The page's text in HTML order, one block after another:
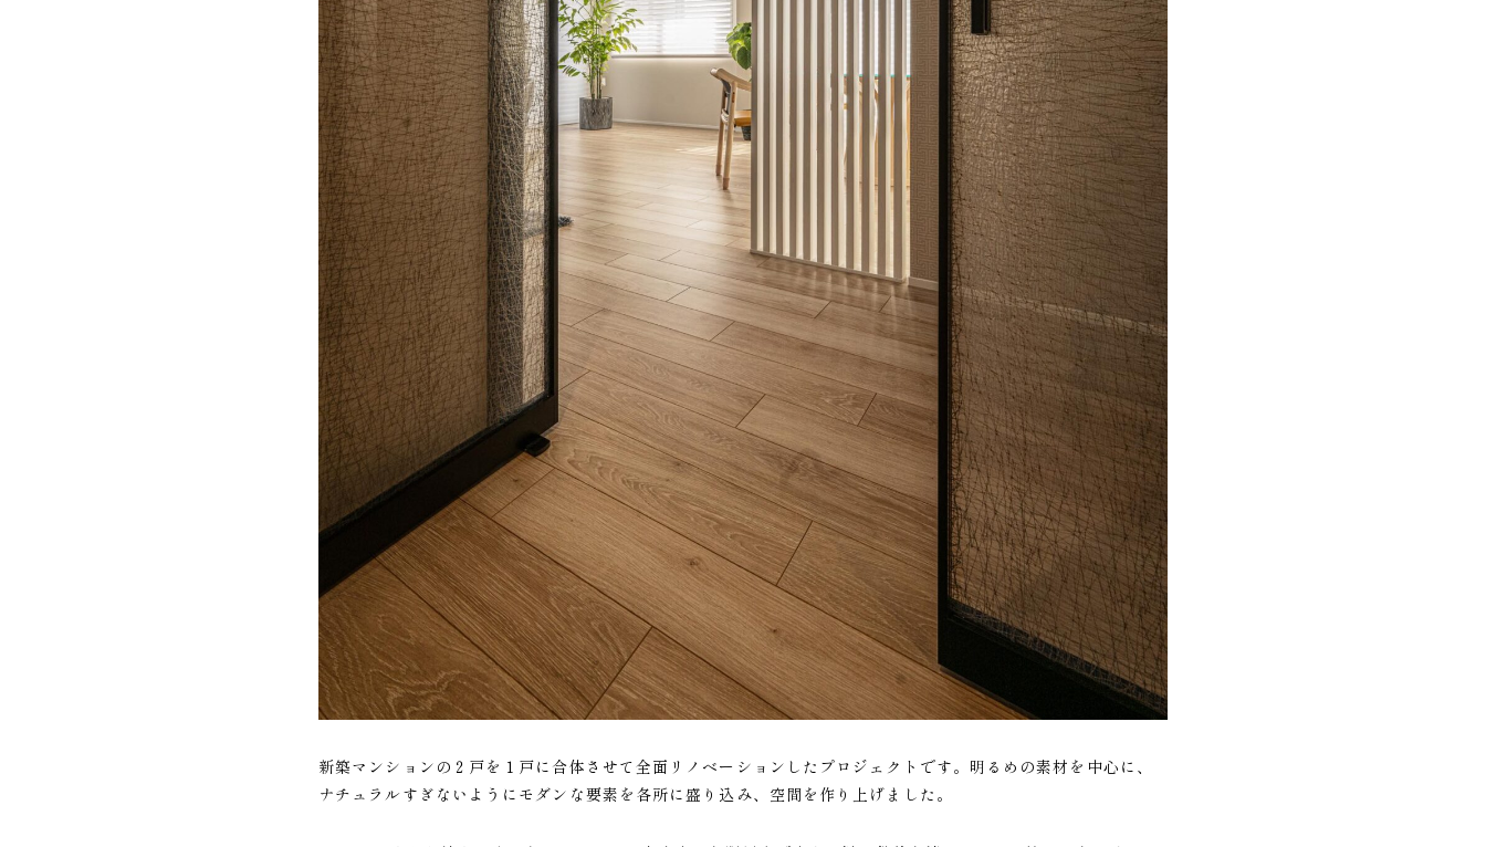
新築マンションの２戸を１戸に合体させて全面リノベーションしたプロジェクトです。明るめの素材を中心に、
ナチュラルすぎないようにモダンな要素を各所に盛り込み、空間を作り上げました。